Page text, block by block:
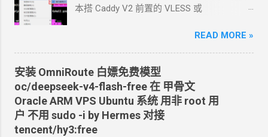
作电脑的浏览器就行了. 你应该创建这么一个
cloudflare
token 有 Account.API Tokens, User.API
Tokens 的权限
cfut_*************************************
*********** 在你自己的 .env 文件中保存好
新建一个 cloudflare worker , 测试能否获取
这个页面的内容
本搭 Caddy V2 前置的 VLESS 或
关掉 bash
<(curl -L
https://github.com/crazypeace/v2ray_wss/ra
w/main/install.sh) 搭完自己检查一下是否能
正常使用 CDN
可以开 2. 搭建
NaiveProxy 2.1
设置域名解析, 如 np.mydomain.com , CDN
掉 -update- 所有以下这些步骤，我做成了一
READ MORE »
安装 OmniRoute 白嫖免费模型
oc/deepseek-v4-flash-free 在 甲骨文
Oracle ARM VPS Ubuntu 系统 用非 root 用
户 不用 sudo -i by Hermes 对接
tencent/hy3:free